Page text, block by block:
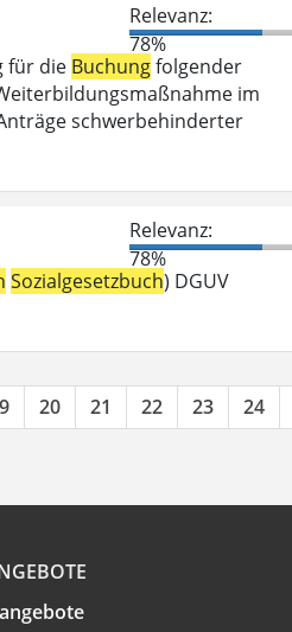
Relevanz:
78%
für die Buchungfolgender
im
schwerbehinderter
Relevanz:
78%
Sozialgesetzbuch) DGUV
20 21 22 23 24